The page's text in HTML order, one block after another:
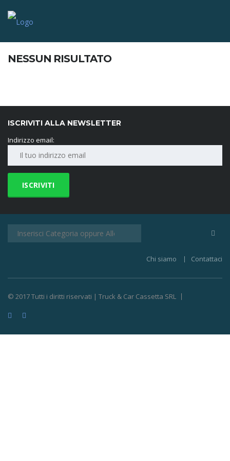
NESSUN RISULTATO
ISCRIVITI ALLA NEWSLETTER
Indirizzo email:
Chi siamo Contattaci
© 2017 Tutti i diritti riservati | Truck & Car Cassetta SRL